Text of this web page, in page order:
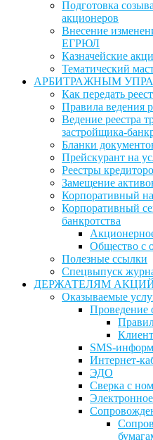
Подготовка
акционеров
Внесение
ЕГРЮЛ
Казначейские
Тематический
АРБИТРАЖНЫМ
Как передать
Правила ведения
Ведение реестра
застройщика-
Бланки
Прейскурант на
Реестры
Замещение
Корпоративный
Корпоративный
банкротства
Общество с
Полезные ссылки
Спецвыпуск
ДЕРЖАТЕЛЯМ
Оказываемые
Проведение
SMS-
Интернет-
ЭДО
Сверка с